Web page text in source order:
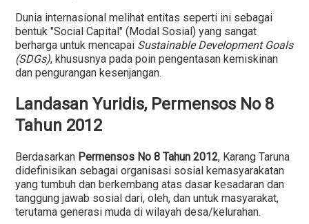
Dunia internasional melihat entitas seperti ini sebagai
bentuk "Social Capital" (Modal Sosial) yang sangat
berharga untuk mencapai Sustainable Development Goals
(SDGs), khususnya pada poin pengentasan kemiskinan
dan pengurangan kesenjangan.
Landasan Yuridis, Permensos No 8
Tahun 2012
Berdasarkan Permensos No 8 Tahun 2012, Karang Taruna
didefinisikan sebagai organisasi sosial kemasyarakatan
yang tumbuh dan berkembang atas dasar kesadaran dan
tanggung jawab sosial dari, oleh, dan untuk masyarakat,
terutama generasi muda di wilayah desa/kelurahan.